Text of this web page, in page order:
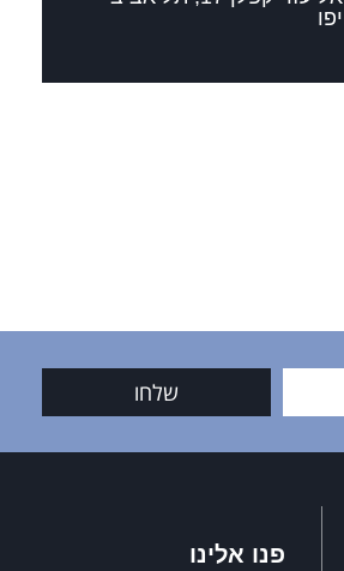
יפו
שלחו
פנו אלינו